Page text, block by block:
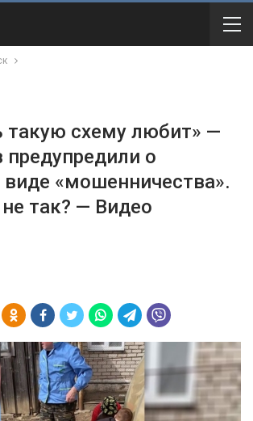
такую схему любит» —
предупредили о
«мошенничества».
так? — Видео